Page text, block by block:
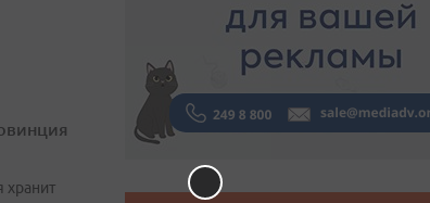
хранит